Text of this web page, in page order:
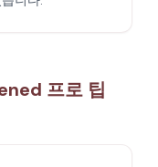
프로 팁